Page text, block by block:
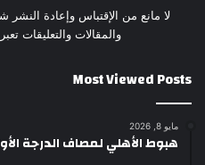
لا مانع من الإقتباس وإعادة
والمقالات والتعليقات
Most Viewed Posts
مايو 8, 2026
هبوط الأهلي لمصاف الدرجة